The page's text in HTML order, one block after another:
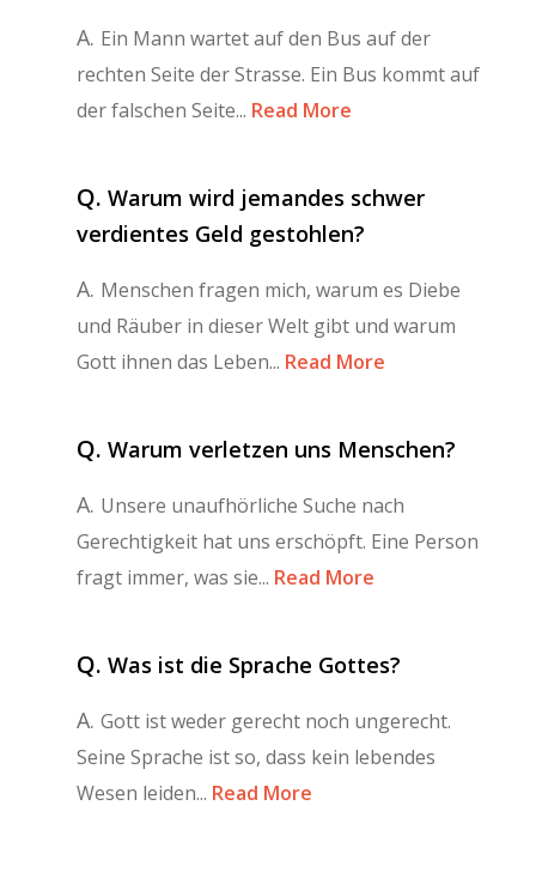
A. Ein Mann wartet auf den Bus auf der
rechten Seite der Strasse. Ein Bus kommt auf
der falschen Seite... Read More
Q. Warum wird jemandes schwer
verdientes Geld gestohlen?
A. Menschen fragen mich, warum es Diebe
und Räuber in dieser Welt gibt und warum
Gott ihnen das Leben... Read More
Q. Warum verletzen uns Menschen?
A. Unsere unaufhörliche Suche nach
Gerechtigkeit hat uns erschöpft. Eine Person
fragt immer, was sie... Read More
Q. Was ist die Sprache Gottes?
A. Gott ist weder gerecht noch ungerecht.
Seine Sprache ist so, dass kein lebendes
Wesen leiden... Read More